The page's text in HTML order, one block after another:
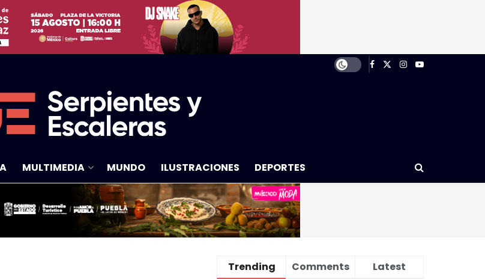
MULTIMEDIA MUNDO ILUSTRACIONES DEPORTES
Trending Comments Latest